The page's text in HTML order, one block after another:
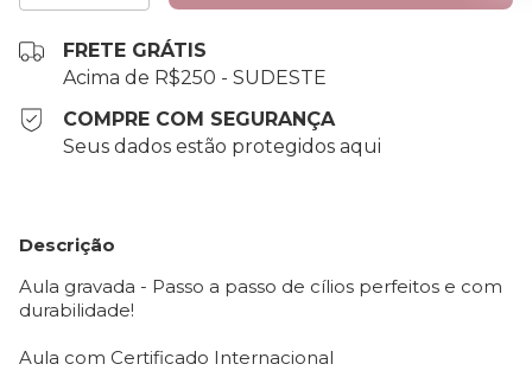
FRETE GRÁTIS
Acima de R$250 - SUDESTE
COMPRE COM SEGURANÇA
Seus dados estão protegidos aqui
Descrição
Aula gravada - Passo a passo de cílios perfeitos e com
durabilidade!
Aula com Certificado Internacional